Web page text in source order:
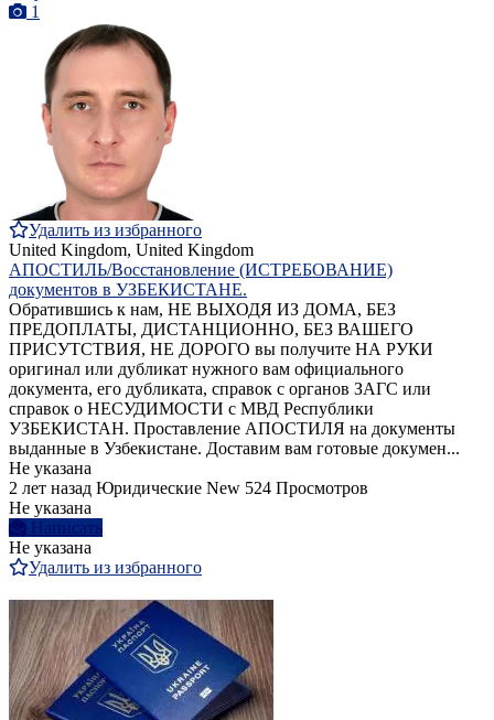
1
Удалить из избранного
United Kingdom, United Kingdom
АПОСТИЛЬ/Восстановление (ИСТРЕБОВАНИЕ)
документов в УЗБЕКИСТАНЕ.
Обратившись к нам, НЕ ВЫХОДЯ ИЗ ДОМА, БЕЗ
ПРЕДОПЛАТЫ, ДИСТАНЦИОННО, БЕЗ ВАШЕГО
ПРИСУТСТВИЯ, НЕ ДОРОГО вы получите НА РУКИ
оригинал или дубликат нужного вам официального
документа, его дубликата, справок с органов ЗАГС или
справок о НЕСУДИМОСТИ с МВД Республики
УЗБЕКИСТАН. Проставление АПОСТИЛЯ на документы
выданные в Узбекистане. Доставим вам готовые докумен...
Не указана
2 лет назад Юридические New 524 Просмотров
Не указана
Написать
Не указана
Удалить из избранного